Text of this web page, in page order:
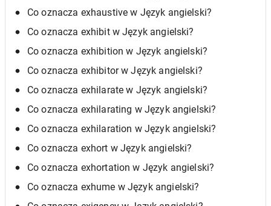
Co oznacza exhaustive w Język angielski?
Co oznacza exhibit w Język angielski?
Co oznacza exhibition w Język angielski?
Co oznacza exhibitor w Język angielski?
Co oznacza exhilarate w Język angielski?
Co oznacza exhilarating w Język angielski?
Co oznacza exhilaration w Język angielski?
Co oznacza exhort w Język angielski?
Co oznacza exhortation w Język angielski?
Co oznacza exhume w Język angielski?